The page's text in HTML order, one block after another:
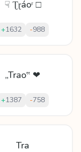
☟ Ʈɽáoʳ □
+1632 -988
„Trao‟ ❤
+1387 -758
Tra